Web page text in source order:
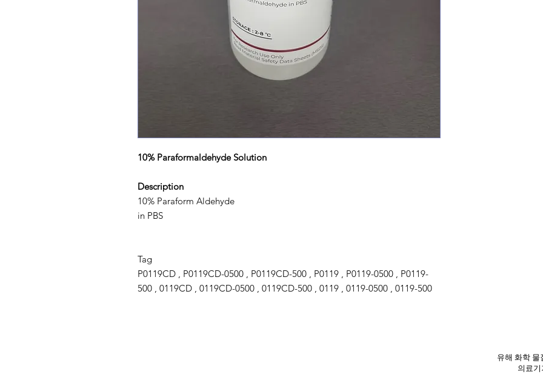
10% Paraformaldehyde Solution
Description
10% Paraform Aldehyde
in PBS
Tag
P0119CD , P0119CD-0500 , P0119CD-500 , P0119 , P0119-0500 , P0119-
500 , 0119CD , 0119CD-0500 , 0119CD-500 , 0119 , 0119-0500 , 0119-500
유해 화학 물
의료기